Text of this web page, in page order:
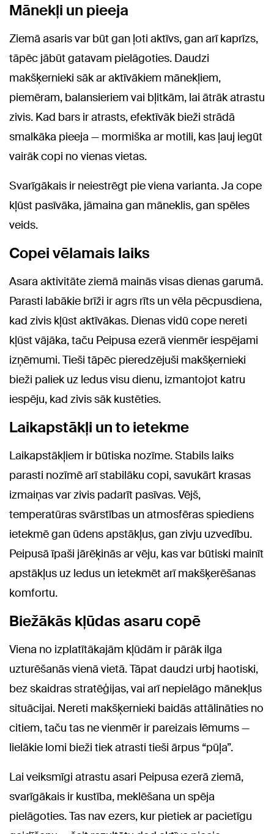
Mānekļi un pieeja
Ziemā asaris var būt gan ļoti aktīvs, gan arī kaprīzs,
tāpēc jābūt gatavam pielāgoties. Daudzi
makšķernieki sāk ar aktīvākiem mānekļiem,
piemēram, balansieriem vai bļitkām, lai ātrāk atrastu
zivis. Kad bars ir atrasts, efektīvāk bieži strādā
smalkāka pieeja — mormiška ar motili, kas ļauj iegūt
vairāk copi no vienas vietas.
Svarīgākais ir neiestrēgt pie viena varianta. Ja cope
kļūst pasīvāka, jāmaina gan māneklis, gan spēles
veids.
Copei vēlamais laiks
Asara aktivitāte ziemā mainās visas dienas garumā.
Parasti labākie brīži ir agrs rīts un vēla pēcpusdiena,
kad zivis kļūst aktīvākas. Dienas vidū cope nereti
kļūst vājāka, taču Peipusa ezerā vienmēr iespējami
izņēmumi. Tieši tāpēc pieredzējuši makšķernieki
bieži paliek uz ledus visu dienu, izmantojot katru
iespēju, kad zivis sāk kustēties.
Laikapstākļi un to ietekme
Laikapstākļiem ir būtiska nozīme. Stabils laiks
parasti nozīmē arī stabilāku copi, savukārt krasas
izmaiņas var zivis padarīt pasīvas. Vējš,
temperatūras svārstības un atmosfēras spiediens
ietekmē gan ūdens apstākļus, gan zivju uzvedību.
Peipusā īpaši jārēķinās ar vēju, kas var būtiski mainīt
apstākļus uz ledus un ietekmēt arī makšķerēšanas
komfortu.
Biežākās kļūdas asaru copē
Viena no izplatītākajām kļūdām ir pārāk ilga
uzturēšanās vienā vietā. Tāpat daudzi urbj haotiski,
bez skaidras stratēģijas, vai arī nepielāgo mānekļus
situācijai. Nereti makšķernieki baidās attālināties no
citiem, taču tas ne vienmēr ir pareizais lēmums —
lielākie lomi bieži tiek atrasti tieši ārpus “pūļa”.
Lai veiksmīgi atrastu asari Peipusa ezerā ziemā,
svarīgākais ir kustība, meklēšana un spēja
pielāgoties. Tas nav ezers, kur pietiek ar pacietīgu